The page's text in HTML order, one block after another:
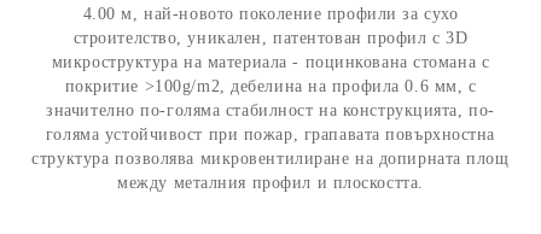
4.00 м, най-новото поколение профили за сухо
строителство, уникален, патентован профил с 3D
микроструктура на материала - поцинкована стомана с
покритие >100g/m2, дебелина на профила 0.6 мм, с
значително по-голяма стабилност на конструкцията, по-
голяма устойчивост при пожар, грапавата повърхностна
структура позволява микровентилиране на допирната площ
между металния профил и плоскостта.